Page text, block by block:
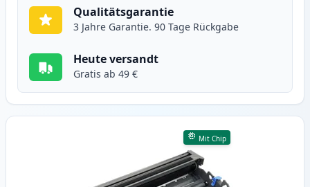
Qualitätsgarantie
3 Jahre Garantie. 90 Tage Rückgabe
Heute versandt
Gratis ab 49 €
Mit Chip